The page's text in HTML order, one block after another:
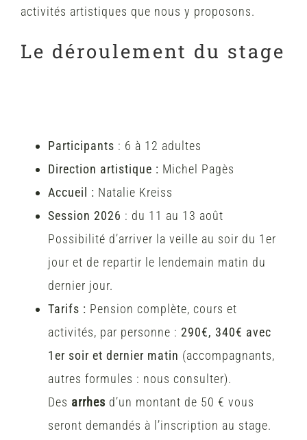
activités artistiques que nous y proposons.
Le déroulement du stage
Participants : 6 à 12 adultes
Direction artistique : Michel Pagès
Accueil : Natalie Kreiss
Session 2026 : du 11 au 13 août
Possibilité d’arriver la veille au soir du 1er
jour et de repartir le lendemain matin du
dernier jour.
Tarifs : Pension complète, cours et
activités, par personne : 290€, 340€ avec
1er soir et dernier matin (accompagnants,
autres formules : nous consulter).
Des arrhes d’un montant de 50 € vous
seront demandés à l’inscription au stage.